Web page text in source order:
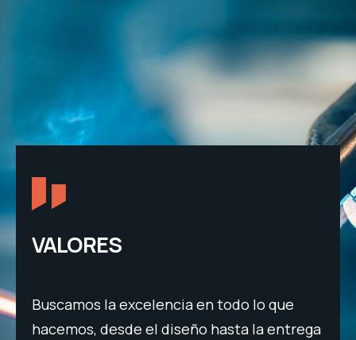
VALORES
Buscamos la excelencia en todo lo que
hacemos, desde el diseño hasta la entrega